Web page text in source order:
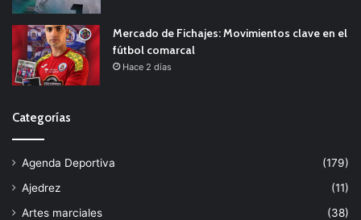
Mercado de Fichajes: Movimientos clave en el
fútbol comarcal
Hace 2 días
Categorías
Agenda Deportiva
(179)
Ajedrez
(11)
Artes marciales
(38)